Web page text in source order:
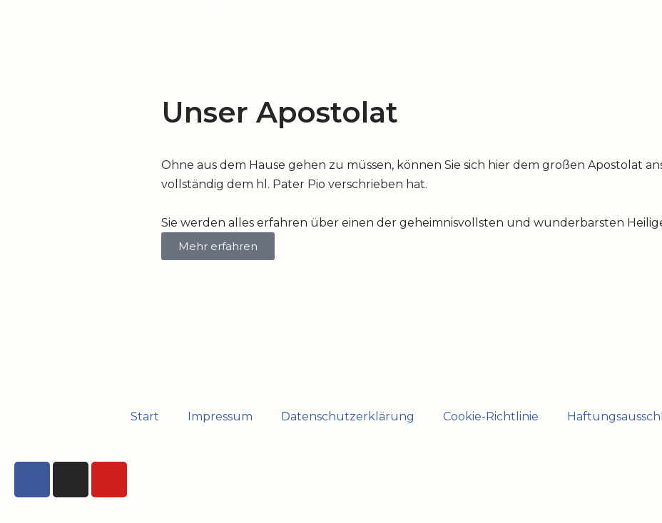
Unser Apostolat
Ohne aus dem Hause gehen zu müssen, können Sie sich hier dem großen Apostolat
vollständig dem hl. Pater Pio verschrieben hat.
Sie werden alles erfahren über einen der geheimnisvollsten und wunderbarsten
Mehr erfahren
Start Impressum Datenschutzerklärung Cookie-Richtlinie